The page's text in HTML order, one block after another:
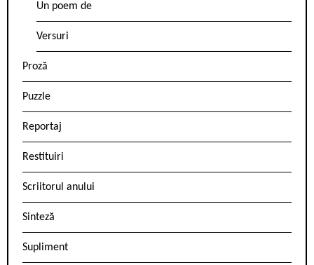
Un poem de
Versuri
Proză
Puzzle
Reportaj
Restituiri
Scriitorul anului
Sinteză
Supliment